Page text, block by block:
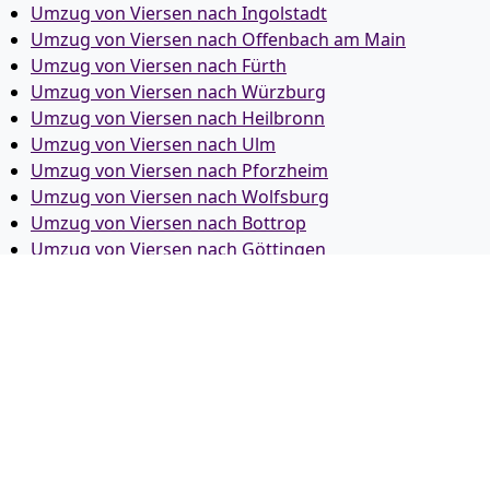
Umzug von Viersen nach Ingolstadt
Umzug von Viersen nach Offenbach am Main
Umzug von Viersen nach Fürth
Umzug von Viersen nach Würzburg
Umzug von Viersen nach Heilbronn
Umzug von Viersen nach Ulm
Umzug von Viersen nach Pforzheim
Umzug von Viersen nach Wolfsburg
Umzug von Viersen nach Bottrop
Umzug von Viersen nach Göttingen